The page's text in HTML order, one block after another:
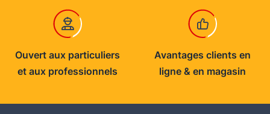
Ouvert aux particuliers
et aux professionnels
Avantages clients en
ligne & en magasin